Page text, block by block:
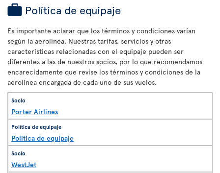
Política de equipaje
Es importante aclarar que los términos y condiciones varían
según la aerolínea. Nuestras tarifas, servicios y otras
características relacionadas con el equipaje pueden ser
diferentes a las de nuestros socios, por lo que recomendamos
encarecidamente que revise los términos y condiciones de la
aerolínea encargada de cada uno de sus vuelos.
Porter Airlines
Política de equipaje
WestJet